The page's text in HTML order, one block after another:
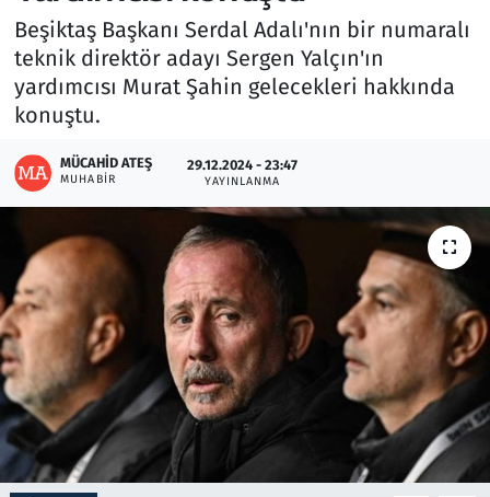
Beşiktaş Başkanı Serdal Adalı'nın bir numaralı
teknik direktör adayı Sergen Yalçın'ın
yardımcısı Murat Şahin gelecekleri hakkında
konuştu.
MÜCAHID ATEŞ
MUHABIR
29.12.2024 - 23:47
YAYINLANMA
Lezzet Durağı
Memur ve Kamu
Otomobil
Oyun
Ramazan
Resmi İlanlar
Rüya Tabirleri
Sağlık